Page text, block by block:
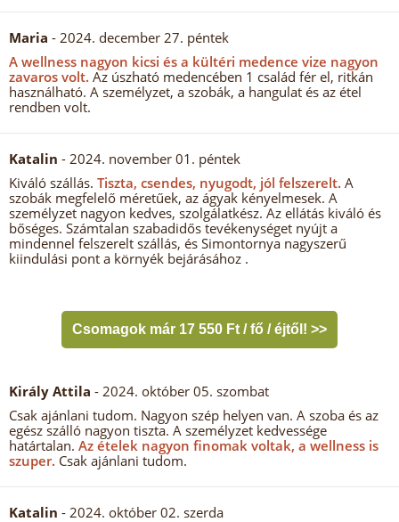
Maria - 2024. december 27. péntek
A wellness nagyon kicsi és a kültéri medence vize nagyon
zavaros volt. Az úszható medencében 1 család fér el, ritkán
használható. A személyzet, a szobák, a hangulat és az étel
rendben volt.
Katalin - 2024. november 01. péntek
Kiváló szállás. Tiszta, csendes, nyugodt, jól felszerelt. A
szobák megfelelő méretűek, az ágyak kényelmesek. A
személyzet nagyon kedves, szolgálatkész. Az ellátás kiváló és
bőséges. Számtalan szabadidős tevékenységet nyújt a
mindennel felszerelt szállás, és Simontornya nagyszerű
kiindulási pont a környék bejárásához .
Csomagok már 17 550 Ft / fő / éjtől! >>
Király Attila - 2024. október 05. szombat
Csak ajánlani tudom. Nagyon szép helyen van. A szoba és az
egész szálló nagyon tiszta. A személyzet kedvessége
határtalan. Az ételek nagyon finomak voltak, a wellness is
szuper. Csak ajánlani tudom.
Katalin - 2024. október 02. szerda